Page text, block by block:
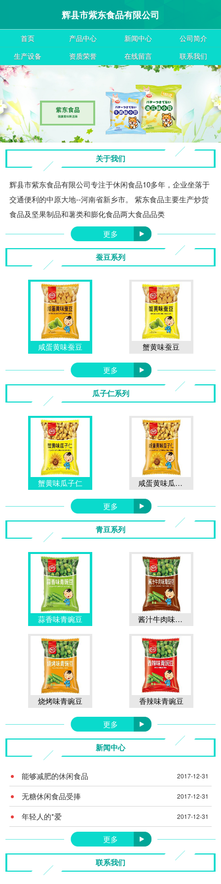
辉县市紫东食品有限公司
首页 产品中心 新闻中心
公司简介
生产设备
资质荣誉 在线留言 联系我们
关于我们
辉县市紫东食品有限公司专注于休闲食品10多年，企业坐落于
交通便利的中原大地--河南省新乡市。 紫东食品主要生产炒货
食品及坚果制品和薯类和膨化食品两大食品品类
更多
蚕豆系列
咸蛋黄味蚕豆 蟹黄味蚕豆
更多
瓜子仁系列
蟹黄味瓜子仁 咸蛋黄味瓜子仁
更多
青豆系列
蒜香味青豌豆 酱汁牛肉味青豌豆
烧烤味青豌豆 香辣味青豌豆
更多
新闻中心
能够减肥的休闲食品 2017-12-31
无糖休闲食品受捧 2017-12-31
年轻人的*爱 2017-12-31
更多
联系我们